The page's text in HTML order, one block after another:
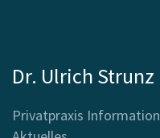
Dr. Ulrich Strunz
Privatpraxis Information